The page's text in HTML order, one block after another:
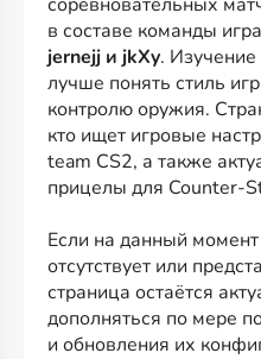
в составе команды
jernejj и jkXy.
лучше понять стиль
контролю оружия.
кто ищет игровые
team CS2, а также
прицелы для Counter-
Если на данный
отсутствует или
страница остаётся
дополняться по мере
и обновления их